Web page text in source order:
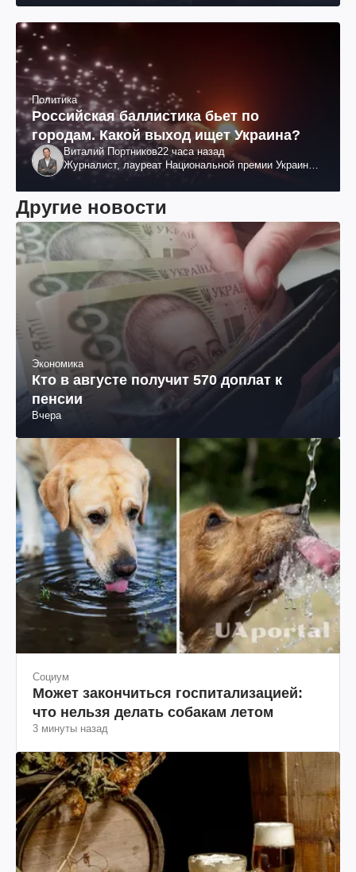
Политика
Российская баллистика бьет по
городам. Какой выход ищет Украина?
Виталий Портников22 часа назад
Журналист, лауреат Национальной премии Украины
Другие новости
Экономика
Кто в августе получит 570 доплат к
пенсии
Вчера
Социум
Может закончиться госпитализацией:
что нельзя делать собакам летом
3 минуты назад